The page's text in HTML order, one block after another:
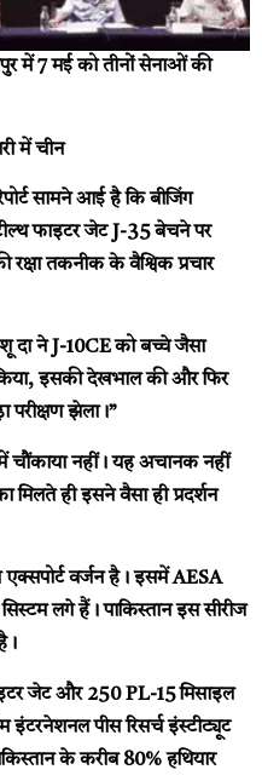
में 7 मई को तीनों सेनाओं की
में चीन
सामने आई है कि बीजिंग
फाइटर जेट J-35 बेचने पर
रक्षा तकनीक के वैश्विक प्रचार
दा ने J-10CE को बच्चे जैसा
इसकी देखभाल की और फिर
परीक्षण झेला।”
चौंकाया नहीं। यह अचानक नहीं
ही इसने वैसा ही प्रदर्शन
वर्जन है। इसमें AESA
लगे हैं। पाकिस्तान इस सीरीज
जेट और 250 PL-15 मिसाइल
इंटरनेशनल पीस रिसर्च इंस्टीट्यूट
के करीब 80% हथियार